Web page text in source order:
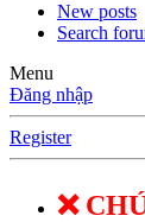
New posts
Search
Menu
Đăng nhập
Register
❌